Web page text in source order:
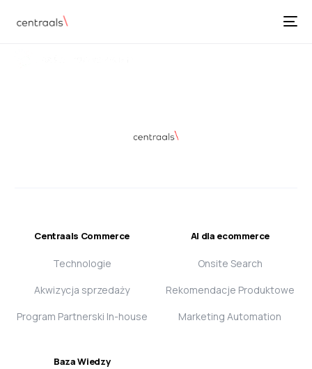
Centraals Commerce
Technologie
Akwizycja sprzedaży
Program Partnerski In-house
AI dla ecommerce
Onsite Search
Rekomendacje Produktowe
Marketing Automation
Baza Wiedzy